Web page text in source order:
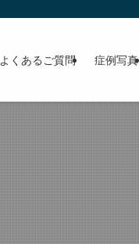
よくあるご質問 症例写真